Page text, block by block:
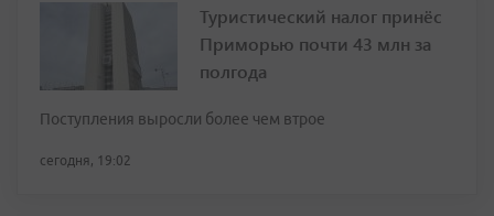
Туристический налог принёс
Приморью почти 43 млн за
полгода
Поступления выросли более чем втрое
сегодня, 19:02